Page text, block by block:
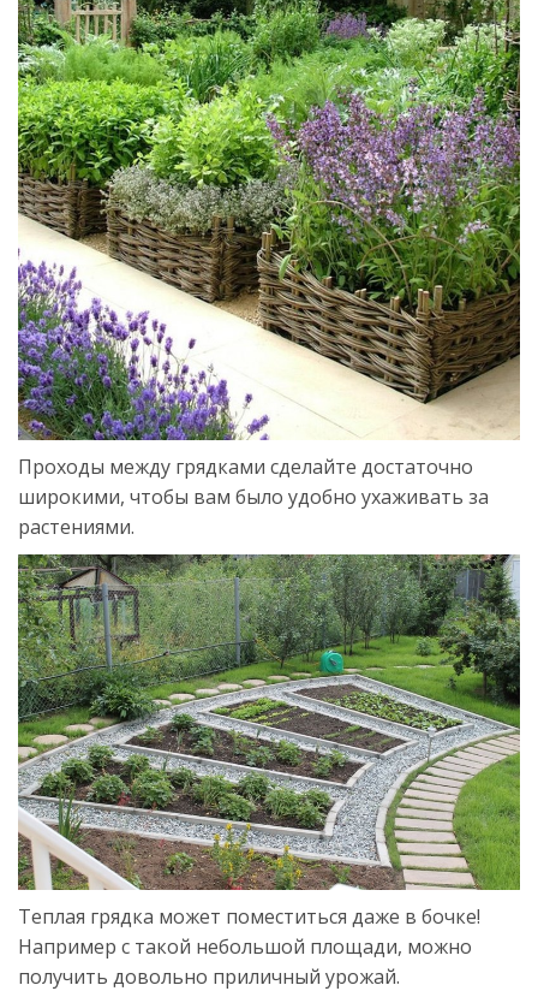
Проходы между грядками сделайте достаточно
широкими, чтобы вам было удобно ухаживать за
растениями.
Теплая грядка может поместиться даже в бочке!
Например с такой небольшой площади, можно
получить довольно приличный урожай.